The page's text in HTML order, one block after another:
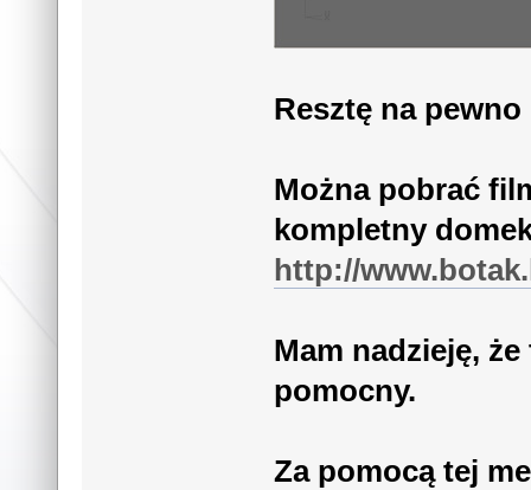
Resztę na
Można pobrać
kompletny
http://
Mam nadzieję,
pomocny.
Za pomocą tej